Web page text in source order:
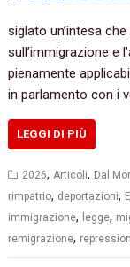
siglato un’intesa
sull’immigrazione e
pienamente
in parlamento con i
LEGGI DI PIÙ
2026,Articoli, Dal
rimpatrio, deportazioni,
immigrazione, legge,
remigrazione,